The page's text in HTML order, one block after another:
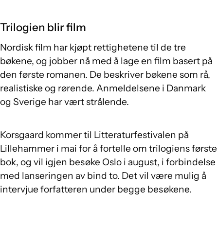
Trilogien blir film
Nordisk film har kjøpt rettighetene til de tre
bøkene, og jobber nå med å lage en film basert på
den første romanen. De beskriver bøkene som rå,
realistiske og rørende. Anmeldelsene i Danmark
og Sverige har vært strålende.
Korsgaard kommer til Litteraturfestivalen på
Lillehammer i mai for å fortelle om trilogiens første
bok, og vil igjen besøke Oslo i august, i forbindelse
med lanseringen av bind to. Det vil være mulig å
intervjue forfatteren under begge besøkene.